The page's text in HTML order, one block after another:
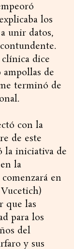
los
unir datos,
dice
de
terminó de
con la
de este
la iniciativa de
la
en
que las
para los
del
y sus